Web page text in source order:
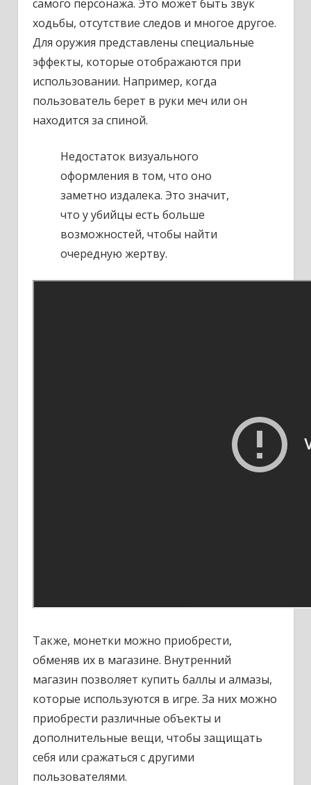
самого персонажа. Это может быть звук
ходьбы, отсутствие следов и многое другое.
Для оружия представлены специальные
эффекты, которые отображаются при
использовании. Например, когда
пользователь берет в руки меч или он
находится за спиной.
Недостаток визуального
оформления в том, что оно
заметно издалека. Это значит,
что у убийцы есть больше
возможностей, чтобы найти
очередную жертву.
Также, монетки можно приобрести,
обменяв их в магазине. Внутренний
магазин позволяет купить баллы и алмазы,
которые используются в игре. За них можно
приобрести различные объекты и
дополнительные вещи, чтобы защищать
себя или сражаться с другими
пользователями.